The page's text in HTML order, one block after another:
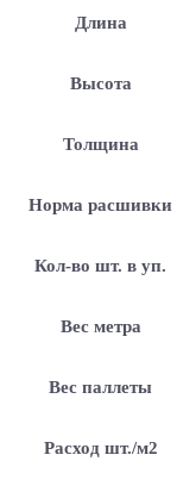
Длина
Высота
Толщина
Норма расшивки
Кол-во шт. в уп.
Вес метра
Вес паллеты
Расход шт./м2